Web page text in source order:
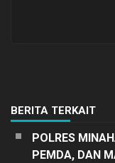
BERITA TERKAIT
POLRES
PEMDA, DAN